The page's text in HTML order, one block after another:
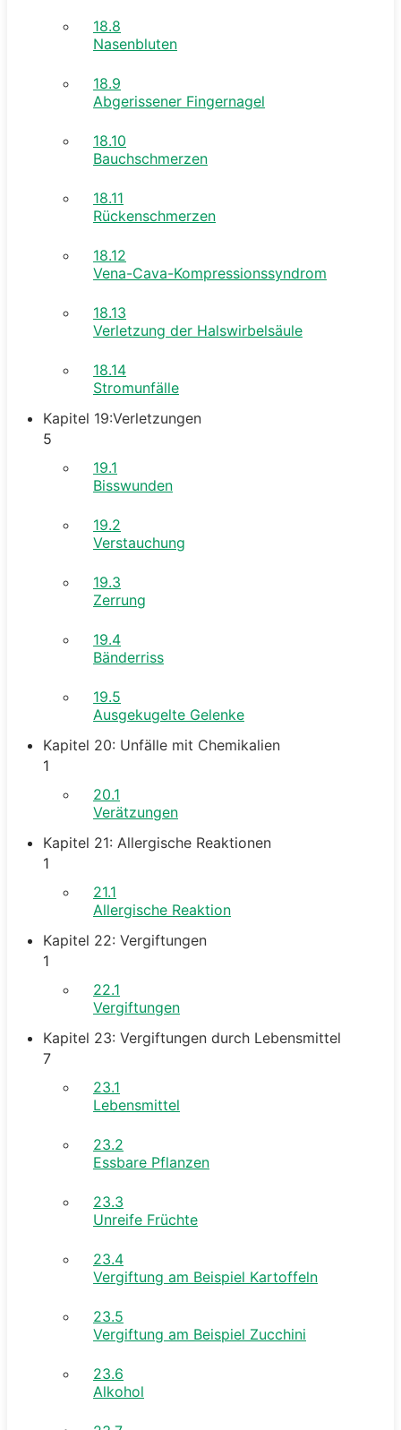
18.8
Nasenbluten
18.9
Abgerissener Fingernagel
18.10
Bauchschmerzen
18.11
Rückenschmerzen
18.12
Vena-Cava-Kompressionssyndrom
18.13
Verletzung der Halswirbelsäule
18.14
Stromunfälle
Kapitel 19:Verletzungen
5
19.1
Bisswunden
19.2
Verstauchung
19.3
Zerrung
19.4
Bänderriss
19.5
Ausgekugelte Gelenke
Kapitel 20: Unfälle mit Chemikalien
1
20.1
Verätzungen
Kapitel 21: Allergische Reaktionen
1
21.1
Allergische Reaktion
Kapitel 22: Vergiftungen
1
22.1
Vergiftungen
Kapitel 23: Vergiftungen durch Lebensmittel
7
23.1
Lebensmittel
23.2
Essbare Pflanzen
23.3
Unreife Früchte
23.4
Vergiftung am Beispiel Kartoffeln
23.5
Vergiftung am Beispiel Zucchini
23.6
Alkohol